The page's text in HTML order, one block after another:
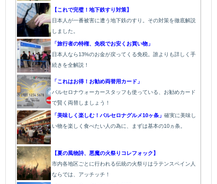
【これで完璧！地下鉄すり対策】
日本人が一番被害に遭う地下鉄のすり。その対策を徹底解説
しました。
「旅行者の特権、免税でお安くお買い物」
日本人なら13%のお金が戻ってくる免税。誰よりも詳しく手
続きを全解説！
「これはお得！お勧め両替用カード」
バルセロナウォーカースタッフも使っている、お勧めカード
で賢く両替しましょう！
「美味しく楽しむ！バルセロナグルメ10ヶ条」確実に美味し
い物を楽しく食べたい人の為に、まずは基本の10ヵ条。
【夏の風物詩、悪魔の火祭りコレフォック】
市内各地区ごとに行われる伝統の火祭りはラテンスペイン人
ならでは、アッチッチ！